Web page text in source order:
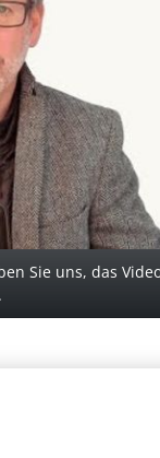
Sie uns, das